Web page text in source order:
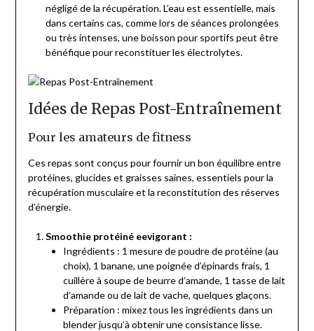
négligé de la récupération. L’eau est essentielle, mais
dans certains cas, comme lors de séances prolongées
ou très intenses, une boisson pour sportifs peut être
bénéfique pour reconstituer les électrolytes.
Idées de Repas Post-Entraînement
Pour les amateurs de fitness
Ces repas sont conçus pour fournir un bon équilibre entre
protéines, glucides et graisses saines, essentiels pour la
récupération musculaire et la reconstitution des réserves
d’énergie.
Smoothie protéiné eevigorant :
Ingrédients : 1 mesure de poudre de protéine (au
choix), 1 banane, une poignée d’épinards frais, 1
cuillère à soupe de beurre d’amande, 1 tasse de lait
d’amande ou de lait de vache, quelques glaçons.
Préparation : mixez tous les ingrédients dans un
blender jusqu’à obtenir une consistance lisse.